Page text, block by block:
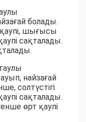
болады.
шығысы
сақталады.
найзағай
солтүстігі
сақталады.
өрт қаупі